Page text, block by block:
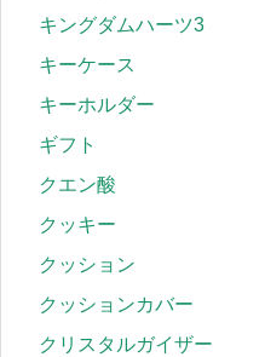
キングダムハーツ3
キーケース
キーホルダー
ギフト
クエン酸
クッキー
クッション
クッションカバー
クリスタルガイザー